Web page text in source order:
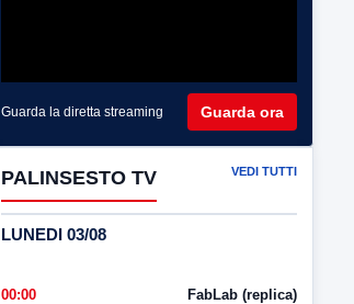
Guarda la diretta streaming Guarda ora
PALINSESTO TV VEDI TUTTI
LUNEDI 03/08
00:00 FabLab (replica)